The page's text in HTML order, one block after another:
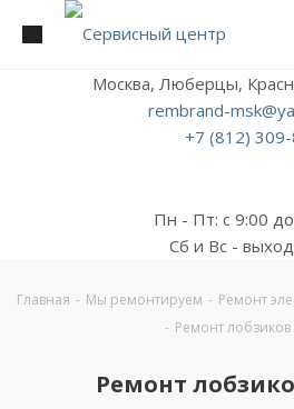
Москва, Люберцы,
rembrand-
+7 (812)
Пн - Пт: с 9:00
Сб и Вс -
Главная - Мы ремонтируем - Ремонт
- Ремонт лобзиков
Ремонт